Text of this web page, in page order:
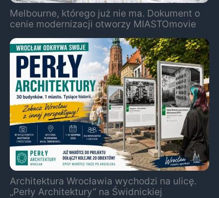
Melbourne, którego już nie ma. Dokument o
cenie modernizacji otworzy MIASTOmovie
Architektura Wrocławia wychodzi na ulicę.
„Perły Architektury” na Świdnickiej